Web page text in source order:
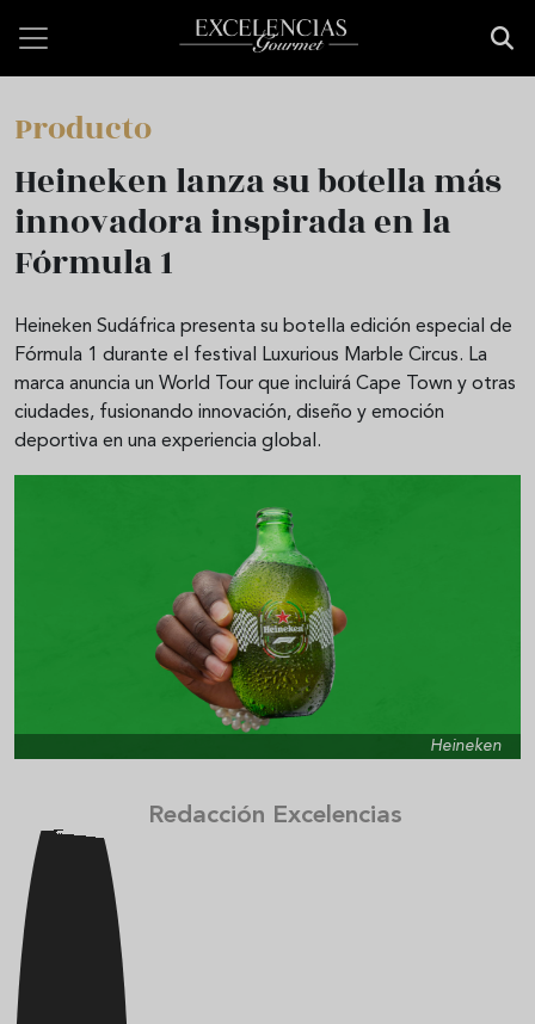
Producto
Heineken lanza su botella más
innovadora inspirada en la
Fórmula 1
Heineken Sudáfrica presenta su botella edición especial de
Fórmula 1 durante el festival Luxurious Marble Circus. La
marca anuncia un World Tour que incluirá Cape Town y otras
ciudades, fusionando innovación, diseño y emoción
deportiva en una experiencia global.
Heineken
Redacción Excelencias